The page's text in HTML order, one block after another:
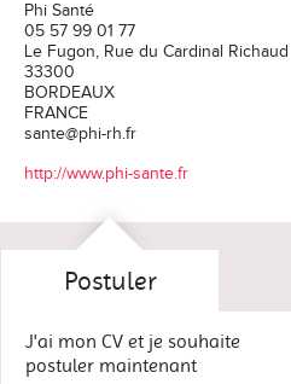
Phi Santé
05 57 99 01 77
Le Fugon, Rue du Cardinal Richaud
33300
BORDEAUX
FRANCE
sante@phi-rh.fr
http://www.phi-sante.fr
Postuler
J'ai mon CV et je souhaite
postuler maintenant